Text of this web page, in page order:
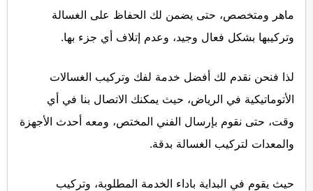
ماهر ومتخصص، حتى يضمن لك الحفاظ على الغسالة
وتركيبها بشكل فعال وجيد، وعدم إتلاف أي جزء بها.
لذا فنحن نقدم لك أفضل خدمة لفك وتركيب الغسالات
الأتوماتيكية في الرياض، حيث يمكنك الاتصال بنا في أي
وقت، حتى نقوم بإرسال الفني المختص، ومعه أحدث الأجهزة
والمعدات لتركيب الغسالة بدقة.
حيث يقوم في البداية باداء الخدمة المطلوبة، وتركيب